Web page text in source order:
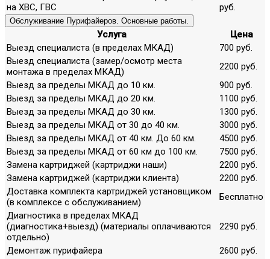
на ХВС, ГВС
руб.
Обслуживание Пурифайеров. Основные работы.
Услуга
Цена
Выезд специалиста (в пределах МКАД)
700 руб.
Выезд специалиста (замер/осмотр места
монтажа в пределах МКАД)
2200 руб.
Выезд за пределы МКАД до 10 км.
900 руб.
Выезд за пределы МКАД до 20 км.
1100 руб.
Выезд за пределы МКАД до 30 км.
1300 руб.
Выезд за пределы МКАД от 30 до 40 км.
3000 руб.
Выезд за пределы МКАД от 40 км. До 60 км.
4500 руб.
Выезд за пределы МКАД от 60 км до 100 км.
7500 руб.
Замена картриджей (картриджи наши)
2200 руб.
Замена картриджей (картриджи клиента)
2200 руб.
Доставка комплекта картриджей установщиком
(в комплексе с обслуживанием)
Бесплатно
Диагностика в пределах МКАД
(диагностика+выезд) (материалы оплачиваются
отдельно)
2290 руб.
Демонтаж пурифайера
2600 руб.